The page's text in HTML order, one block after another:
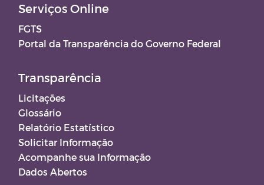
Serviços Online
FGTS
Portal da Transparência do Governo Federal
Transparência
Licitações
Glossário
Relatório Estatístico
Solicitar Informação
Acompanhe sua Informação
Dados Abertos